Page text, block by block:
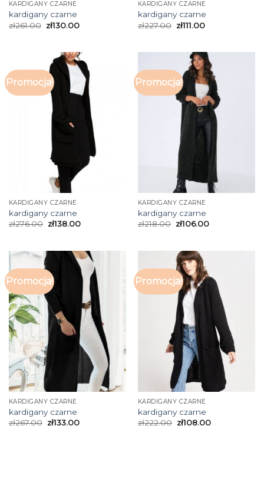
KARDIGANY CZARNE
kardigany czarne
zł261.00 zł130.00
KARDIGANY CZARNE
kardigany czarne
zł227.00 zł111.00
Promocja!
KARDIGANY CZARNE
kardigany czarne
zł276.00 zł138.00
Promocja!
KARDIGANY CZARNE
kardigany czarne
zł218.00 zł106.00
Promocja!
KARDIGANY CZARNE
kardigany czarne
zł267.00 zł133.00
Promocja!
KARDIGANY CZARNE
kardigany czarne
zł222.00 zł108.00